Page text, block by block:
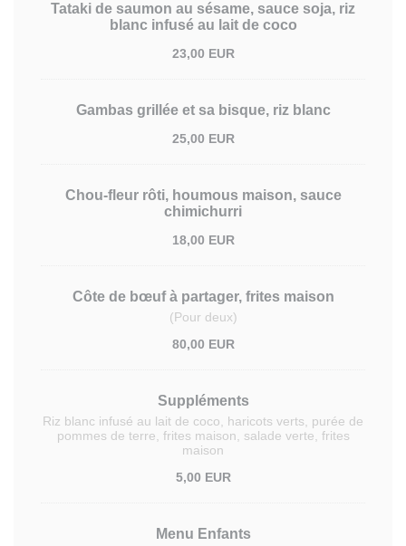
Tataki de saumon au sésame, sauce soja, riz
blanc infusé au lait de coco
23,00 EUR
Gambas grillée et sa bisque, riz blanc
25,00 EUR
Chou-fleur rôti, houmous maison, sauce
chimichurri
18,00 EUR
Côte de bœuf à partager, frites maison
(Pour deux)
80,00 EUR
Suppléments
Riz blanc infusé au lait de coco, haricots verts, purée de
pommes de terre, frites maison, salade verte, frites
maison
5,00 EUR
Menu Enfants